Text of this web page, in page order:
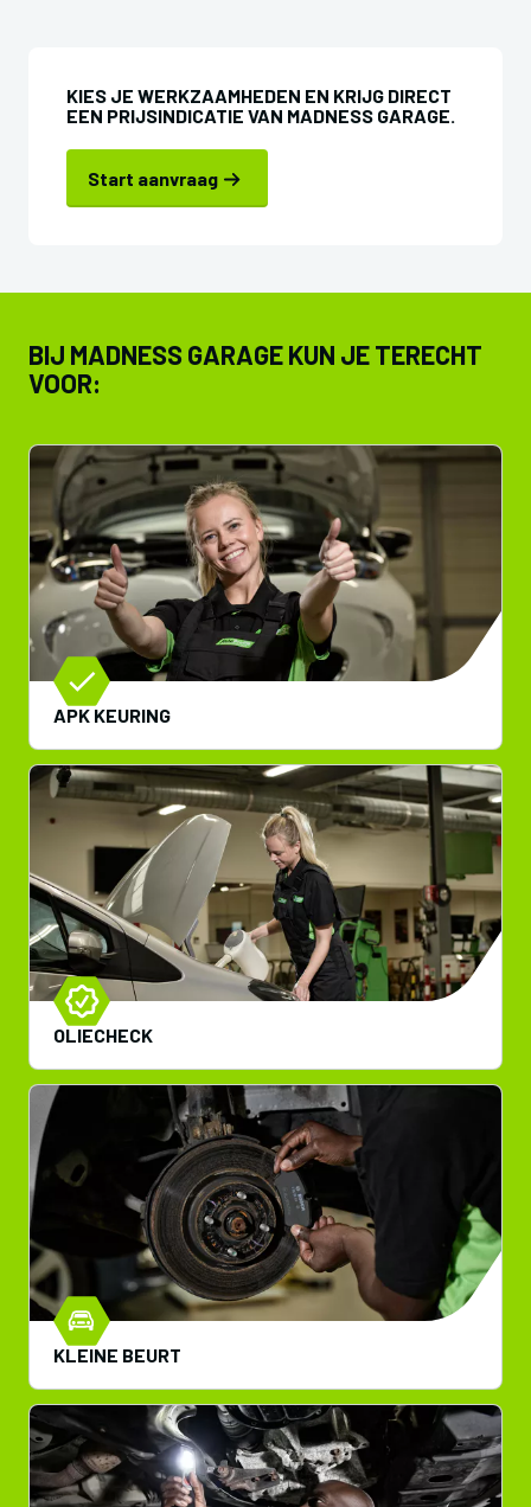
KIES JE WERKZAAMHEDEN EN KRIJG DIRECT
EEN PRIJSINDICATIE VAN MADNESS GARAGE.
Start aanvraag
BIJ MADNESS GARAGE KUN JE TERECHT
VOOR:
APK KEURING
OLIECHECK
KLEINE BEURT